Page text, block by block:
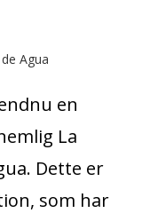
en
La
Dette er
som har